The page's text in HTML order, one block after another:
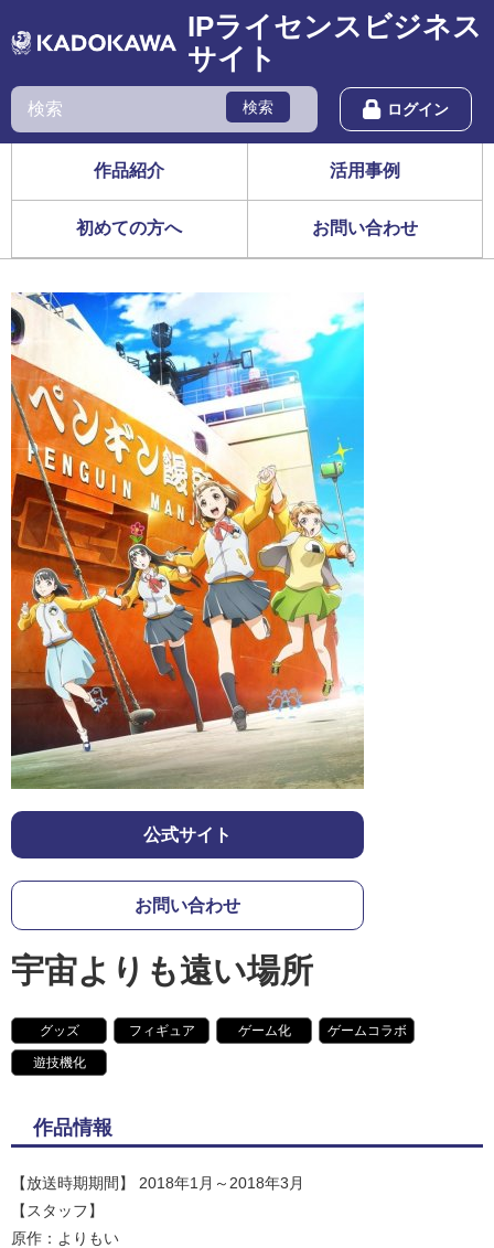
IPライセンスビジネス
サイト
検索 ログイン
作品紹介 活用事例
初めての方へ お問い合わせ
公式サイト
お問い合わせ
宇宙よりも遠い場所
グッズ フィギュア ゲーム化 ゲームコラボ
遊技機化
作品情報
【放送時期期間】 2018年1月～2018年3月
【スタッフ】
原作：よりもい